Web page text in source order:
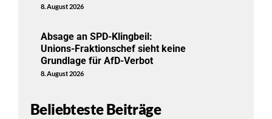
8. August 2026
Absage an SPD-Klingbeil:
Unions-Fraktionschef sieht keine
Grundlage für AfD-Verbot
8. August 2026
Beliebteste Beiträge